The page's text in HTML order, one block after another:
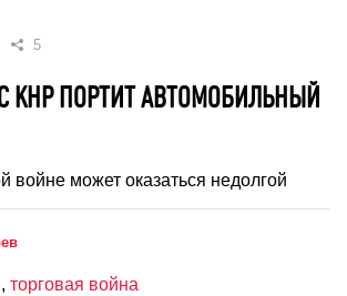
5
КНР ПОРТИТ АВТОМОБИЛЬНЫЙ
войне может оказаться недолгой
, торговая война